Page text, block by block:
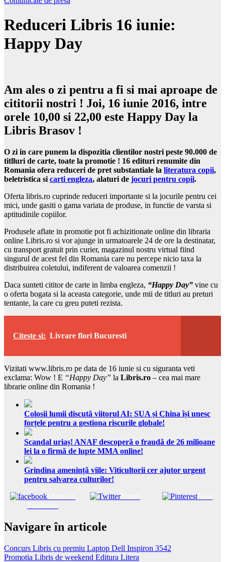
Reduceri Libris 16 iunie:
Happy Day
Am ales o zi pentru a fi si mai aproape de
cititorii nostri ! Joi, 16 iunie 2016, intre
orele 10,00 si 22,00 este Happy Day la
Libris Brasov !
O zi in care punem la dispozitia clientilor nostri peste 90.000 de
titlluri de carte, toate la promotie ! 16 edituri renumite din
Romania ofera reduceri de pret substantiale la literatura copii,
beletristica si carti engleza, alaturi de jocuri pentru copii.
Oferta libris.ro cuprinde reduceri importante si la jocurile pentru cei
mici, unde gasiti o gama variata de produse, in functie de varsta si
aptitudinile copiilor.
Produsele aflate in promotie pot fi achizitionate online din libraria
online Libris.ro si vor ajunge in urmatoarele 24 de ore la destinatar,
cu transport gratuit prin curier, magazinul nostru virtual fiind
singurul de acest fel din Romania care nu percepe nicio taxa la
distribuirea coletului, indiferent de valoarea comenzii !
Daca sunteti cititor de carte in limba engleza, “Happy Day” vine cu
o oferta bogata si la aceasta categorie, unde mii de titluri au preturi
tentante, la care cu greu puteti rezista.
Citeste si: Livrare flori Bucuresti
Vizitati www.libris.ro pe data de 16 iunie si cu siguranta veti
exclama: Wow ! E “Happy Day” la Libris.ro – cea mai mare
librarie online din Romania !
Colosii lumii discută viitorul AI: SUA și China își unesc
forțele pentru a gestiona riscurile globale!
Scandal uriaș! ANAF descoperă o fraudă de 26 milioane
lei la o firmă de lupte MMA online!
Grindina amenință viile: Viticultorii cer ajutor urgent
pentru salvarea culturilor!
Tweet Save
Navigare în articole
Concurs Libris cu premiu Laptop Dell Inspiron 3542
Promotia Libris de weekend Editura Litera